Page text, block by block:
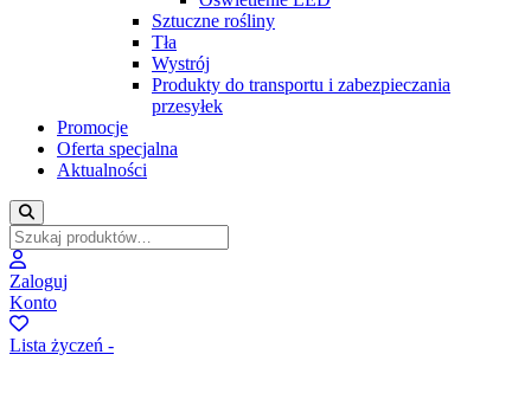
Sztuczne rośliny
Tła
Wystrój
Produkty do transportu i zabezpieczania
przesyłek
Promocje
Oferta specjalna
Aktualności
Zaloguj
Konto
Lista życzeń -